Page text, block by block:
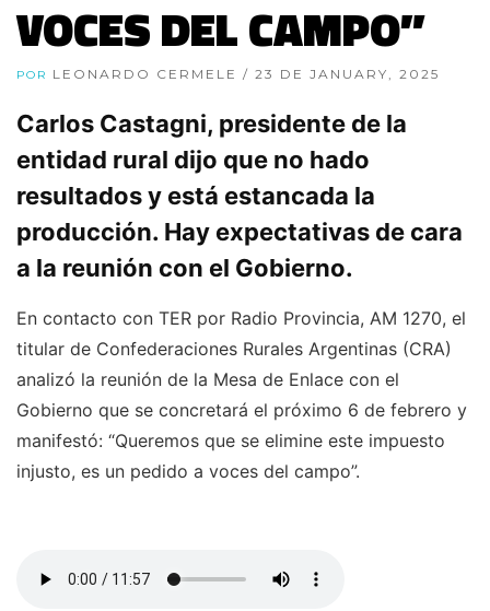
VOCES DEL CAMPO”
POR LEONARDO CERMELE / 23 DE JANUARY, 2025
Carlos Castagni, presidente de la
entidad rural dijo que no hado
resultados y está estancada la
producción. Hay expectativas de cara
a la reunión con el Gobierno.
En contacto con TER por Radio Provincia, AM 1270, el
titular de Confederaciones Rurales Argentinas (CRA)
analizó la reunión de la Mesa de Enlace con el
Gobierno que se concretará el próximo 6 de febrero y
manifestó: “Queremos que se elimine este impuesto
injusto, es un pedido a voces del campo”.